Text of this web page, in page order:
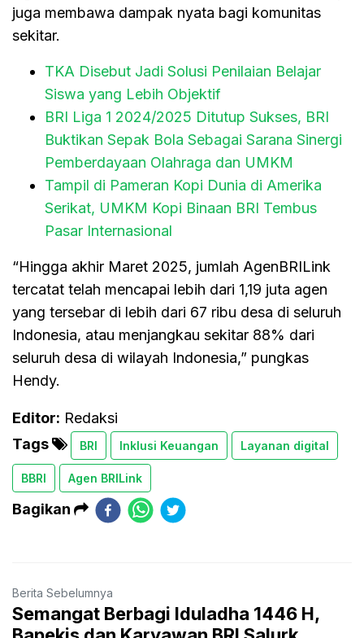
juga membawa dampak nyata bagi komunitas
sekitar.
TKA Disebut Jadi Solusi Penilaian Belajar
Siswa yang Lebih Objektif
BRI Liga 1 2024/2025 Ditutup Sukses, BRI
Buktikan Sepak Bola Sebagai Sarana Sinergi
Pemberdayaan Olahraga dan UMKM
Tampil di Pameran Kopi Dunia di Amerika
Serikat, UMKM Kopi Binaan BRI Tembus
Pasar Internasional
“Hingga akhir Maret 2025, jumlah AgenBRILink
tercatat telah mencapai lebih dari 1,19 juta agen
yang tersebar di lebih dari 67 ribu desa di seluruh
Indonesia, atau menjangkau sekitar 88% dari
seluruh desa di wilayah Indonesia,” pungkas
Hendy.
Editor: Redaksi
Tags
BRI Inklusi Keuangan Layanan digital
BBRI Agen BRILink
Bagikan
Berita Sebelumnya
Semangat Berbagi Iduladha 1446 H,